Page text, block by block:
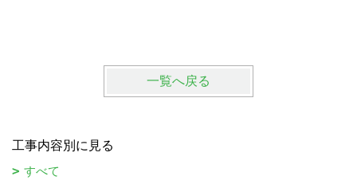
一覧へ戻る
工事内容別に見る
すべて